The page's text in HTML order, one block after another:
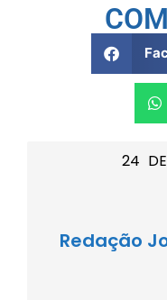
24 DE
Redação